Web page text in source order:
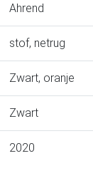
Ahrend
stof, netrug
Zwart, oranje
Zwart
2020